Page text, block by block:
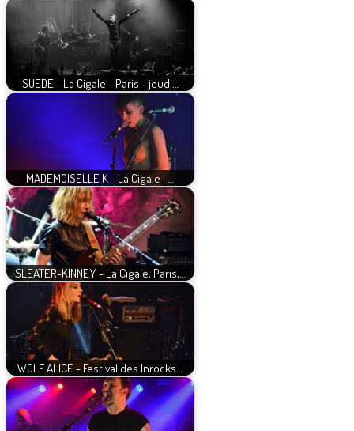
SUEDE - La Cigale - Paris - jeudi…
MADEMOISELLE K - La Cigale -…
SLEATER-KINNEY - La Cigale, Paris,…
WOLF ALICE - Festival des Inrocks…